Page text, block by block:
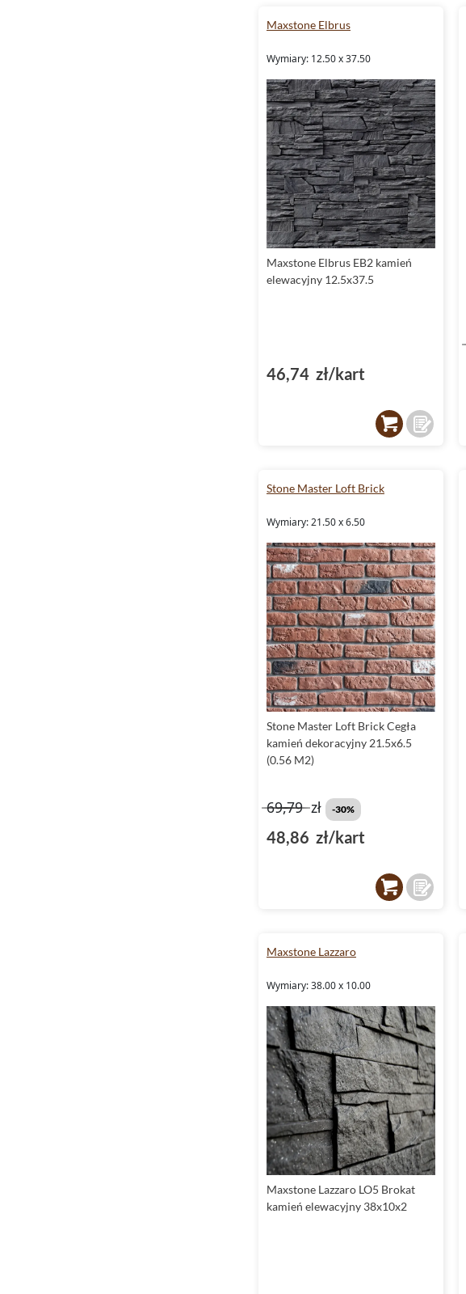
Maxstone Elbrus
Wymiary: 12.50 x 37.50
Maxstone Elbrus EB2 kamień
elewacyjny 12.5x37.5
46,74 zł/kart
Stone Master Loft Brick
Wymiary: 21.50 x 6.50
Stone Master Loft Brick Cegła
kamień dekoracyjny 21.5x6.5
(0.56 M2)
69,79zł -30%
48,86 zł/kart
Maxstone Lazzaro
Wymiary: 38.00 x 10.00
Maxstone Lazzaro LO5 Brokat
kamień elewacyjny 38x10x2